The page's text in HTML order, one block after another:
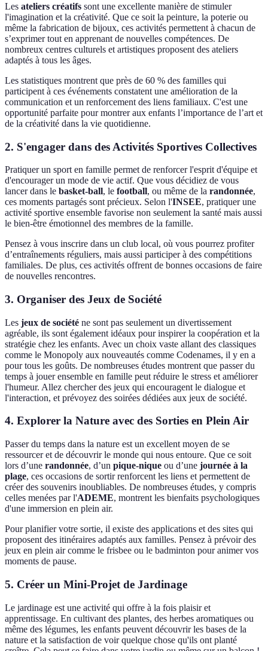
Les ateliers créatifs sont une excellente manière de stimuler
l'imagination et la créativité. Que ce soit la peinture, la poterie ou
même la fabrication de bijoux, ces activités permettent à chacun de
s’exprimer tout en apprenant de nouvelles compétences. De
nombreux centres culturels et artistiques proposent des ateliers
adaptés à tous les âges.
Les statistiques montrent que près de 60 % des familles qui
participent à ces événements constatent une amélioration de la
communication et un renforcement des liens familiaux. C'est une
opportunité parfaite pour montrer aux enfants l’importance de l’art et
de la créativité dans la vie quotidienne.
2. S'engager dans des Activités Sportives Collectives
Pratiquer un sport en famille permet de renforcer l'esprit d'équipe et
d'encourager un mode de vie actif. Que vous décidiez de vous
lancer dans le basket-ball, le football, ou même de la randonnée,
ces moments partagés sont précieux. Selon l'INSEE, pratiquer une
activité sportive ensemble favorise non seulement la santé mais aussi
le bien-être émotionnel des membres de la famille.
Pensez à vous inscrire dans un club local, où vous pourrez profiter
d’entraînements réguliers, mais aussi participer à des compétitions
familiales. De plus, ces activités offrent de bonnes occasions de faire
de nouvelles rencontres.
3. Organiser des Jeux de Société
Les jeux de société ne sont pas seulement un divertissement
agréable, ils sont également idéaux pour inspirer la coopération et la
stratégie chez les enfants. Avec un choix vaste allant des classiques
comme le Monopoly aux nouveautés comme Codenames, il y en a
pour tous les goûts. De nombreuses études montrent que passer du
temps à jouer ensemble en famille peut réduire le stress et améliorer
l'humeur. Allez chercher des jeux qui encouragent le dialogue et
l'interaction, et prévoyez des soirées dédiées aux jeux de société.
4. Explorer la Nature avec des Sorties en Plein Air
Passer du temps dans la nature est un excellent moyen de se
ressourcer et de découvrir le monde qui nous entoure. Que ce soit
lors d’une randonnée, d’un pique-nique ou d’une journée à la
plage, ces occasions de sortir renforcent les liens et permettent de
créer des souvenirs inoubliables. De nombreuses études, y compris
celles menées par l'ADEME, montrent les bienfaits psychologiques
d'une immersion en plein air.
Pour planifier votre sortie, il existe des applications et des sites qui
proposent des itinéraires adaptés aux familles. Pensez à prévoir des
jeux en plein air comme le frisbee ou le badminton pour animer vos
moments de pause.
5. Créer un Mini-Projet de Jardinage
Le jardinage est une activité qui offre à la fois plaisir et
apprentissage. En cultivant des plantes, des herbes aromatiques ou
même des légumes, les enfants peuvent découvrir les bases de la
nature et la satisfaction de voir quelque chose qu'ils ont planté